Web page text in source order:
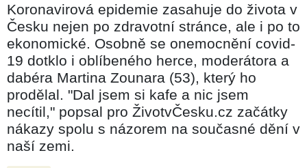
Koronavirová epidemie zasahuje do života v
Česku nejen po zdravotní stránce, ale i po to
ekonomické. Osobně se onemocnění covid-
19 dotklo i oblíbeného herce, moderátora a
dabéra Martina Zounara (53), který ho
prodělal. "Dal jsem si kafe a nic jsem
necítil," popsal pro ŽivotvČesku.cz začátky
nákazy spolu s názorem na současné dění v
naší zemi.